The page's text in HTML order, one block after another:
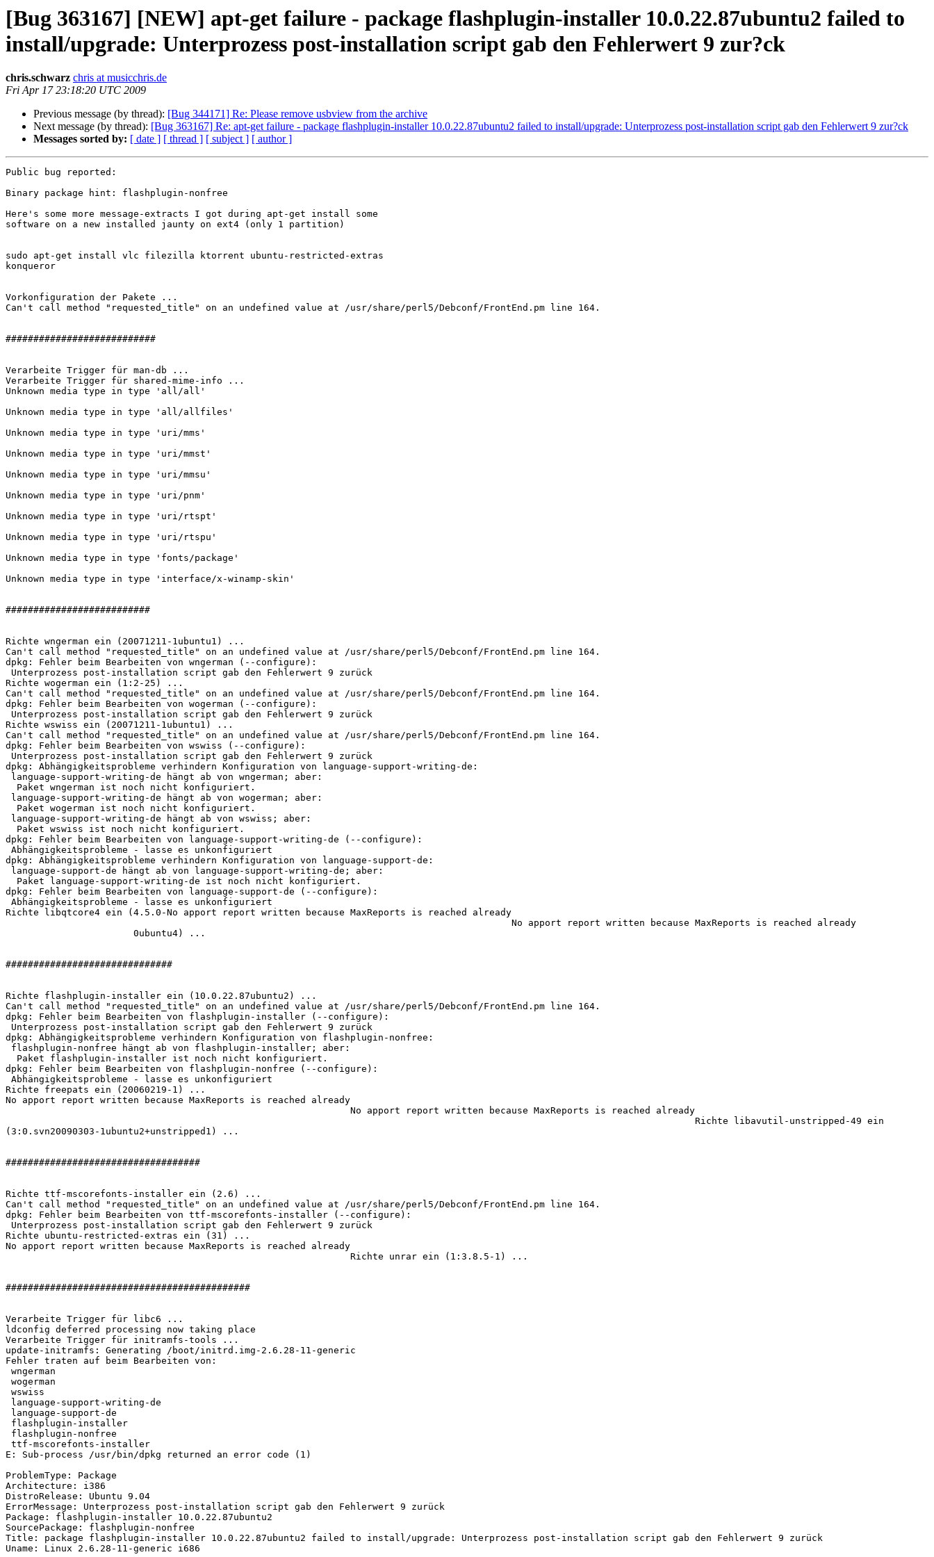
[Bug 363167] [NEW] apt-get failure - package flashplugin-installer 10.0.22.87ubuntu2 failed to
install/upgrade: Unterprozess post-installation script gab den Fehlerwert 9 zur?ck
chris.schwarz chris at musicchris.de
Fri Apr 17 23:18:20 UTC 2009
Previous message (by thread): [Bug 344171] Re: Please remove usbview from the archive
Next message (by thread): [Bug 363167] Re: apt-get failure - package flashplugin-installer 10.0.22.87ubuntu2 failed to install/upgrade: Unterprozess post-installation script gab den Fehlerwert 9 zur?ck
Messages sorted by: [ date ] [ thread ] [ subject ] [ author ]
Public bug reported:
Binary package hint: flashplugin-nonfree
Here's some more message-extracts I got during apt-get install some
software on a new installed jaunty on ext4 (only 1 partition)
sudo apt-get install vlc filezilla ktorrent ubuntu-restricted-extras
konqueror
Vorkonfiguration der Pakete ...
Can't call method "requested_title" on an undefined value at /usr/share/perl5/Debconf/FrontEnd.pm line 164.
###########################
Verarbeite Trigger für man-db ...
Verarbeite Trigger für shared-mime-info ...
Unknown media type in type 'all/all'
Unknown media type in type 'all/allfiles'
Unknown media type in type 'uri/mms'
Unknown media type in type 'uri/mmst'
Unknown media type in type 'uri/mmsu'
Unknown media type in type 'uri/pnm'
Unknown media type in type 'uri/rtspt'
Unknown media type in type 'uri/rtspu'
Unknown media type in type 'fonts/package'
Unknown media type in type 'interface/x-winamp-skin'
##########################
Richte wngerman ein (20071211-1ubuntu1) ...
Can't call method "requested_title" on an undefined value at /usr/share/perl5/Debconf/FrontEnd.pm line 164.
dpkg: Fehler beim Bearbeiten von wngerman (--configure):
Richte wogerman ein (1:2-25) ...
Can't call method "requested_title" on an undefined value at /usr/share/perl5/Debconf/FrontEnd.pm line 164.
dpkg: Fehler beim Bearbeiten von wogerman (--configure):
Richte wswiss ein (20071211-1ubuntu1) ...
Can't call method "requested_title" on an undefined value at /usr/share/perl5/Debconf/FrontEnd.pm line 164.
dpkg: Fehler beim Bearbeiten von wswiss (--configure):
dpkg: Abhängigkeitsprobleme verhindern Konfiguration von language-support-writing-de:
dpkg: Fehler beim Bearbeiten von language-support-writing-de (--configure):
dpkg: Abhängigkeitsprobleme verhindern Konfiguration von language-support-de:
dpkg: Fehler beim Bearbeiten von language-support-de (--configure):
Richte libqtcore4 ein (4.5.0-No apport report written because MaxReports is reached already
##############################
Richte flashplugin-installer ein (10.0.22.87ubuntu2) ...
Can't call method "requested_title" on an undefined value at /usr/share/perl5/Debconf/FrontEnd.pm line 164.
dpkg: Fehler beim Bearbeiten von flashplugin-installer (--configure):
dpkg: Abhängigkeitsprobleme verhindern Konfiguration von flashplugin-nonfree:
dpkg: Fehler beim Bearbeiten von flashplugin-nonfree (--configure):
Richte freepats ein (20060219-1) ...
No apport report written because MaxReports is reached already
(3:0.svn20090303-1ubuntu2+unstripped1) ...
###################################
Richte ttf-mscorefonts-installer ein (2.6) ...
Can't call method "requested_title" on an undefined value at /usr/share/perl5/Debconf/FrontEnd.pm line 164.
dpkg: Fehler beim Bearbeiten von ttf-mscorefonts-installer (--configure):
Richte ubuntu-restricted-extras ein (31) ...
No apport report written because MaxReports is reached already
############################################
Verarbeite Trigger für libc6 ...
ldconfig deferred processing now taking place
Verarbeite Trigger für initramfs-tools ...
update-initramfs: Generating /boot/initrd.img-2.6.28-11-generic
Fehler traten auf beim Bearbeiten von:
E: Sub-process /usr/bin/dpkg returned an error code (1)
ProblemType: Package
Architecture: i386
DistroRelease: Ubuntu 9.04
ErrorMessage: Unterprozess post-installation script gab den Fehlerwert 9 zurück
Package: flashplugin-installer 10.0.22.87ubuntu2
SourcePackage: flashplugin-nonfree
Title: package flashplugin-installer 10.0.22.87ubuntu2 failed to install/upgrade: Unterprozess post-installation script gab den Fehlerwert 9 zurück
Uname: Linux 2.6.28-11-generic i686